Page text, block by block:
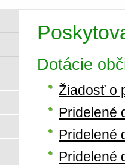
Dotácie
Žiadosť o
Pridelené
Pridelené
Pridelené